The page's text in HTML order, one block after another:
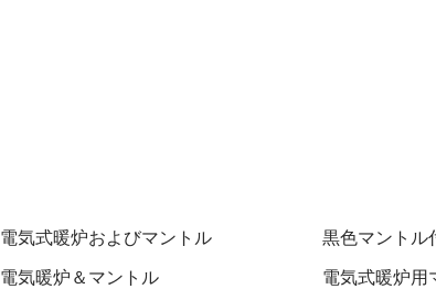
電気式暖炉およびマントル 黒色マントル
電気暖炉＆マントル 電気式暖炉用